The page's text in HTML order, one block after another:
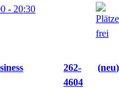
- 20:30
262-
4604
neu